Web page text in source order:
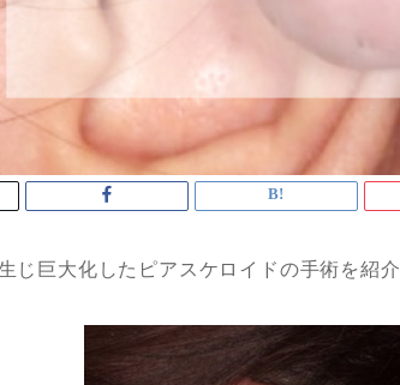
じ巨大化したピアスケロイドの手術を紹介